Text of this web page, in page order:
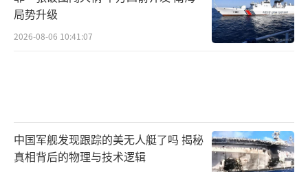
局势升级
2026-08-06 10:41:07
中国军舰发现跟踪的美无人艇了吗 揭秘
真相背后的物理与技术逻辑